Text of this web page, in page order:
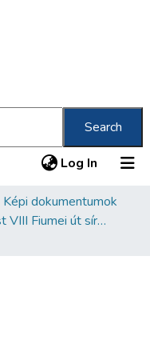
Search
Log In (current)
Képi dokumentumok
Budapest VIII Fiumei út sírkert 1. rész